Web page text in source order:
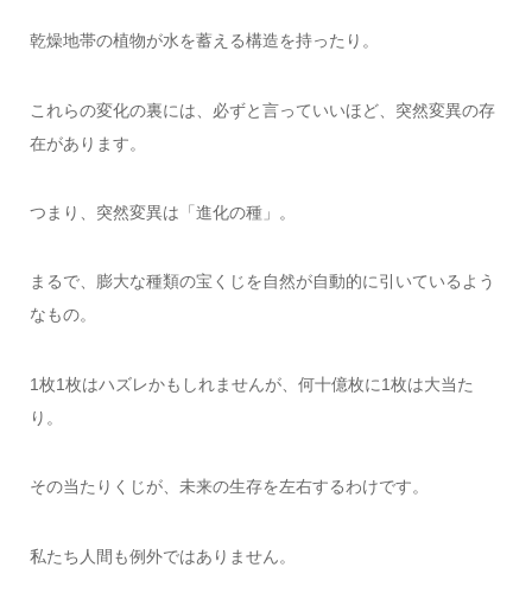
乾燥地帯の植物が水を蓄える構造を持ったり。
これらの変化の裏には、必ずと言っていいほど、突然変異の存
在があります。
つまり、突然変異は「進化の種」。
まるで、膨大な種類の宝くじを自然が自動的に引いているよう
なもの。
1枚1枚はハズレかもしれませんが、何十億枚に1枚は大当た
り。
その当たりくじが、未来の生存を左右するわけです。
私たち人間も例外ではありません。